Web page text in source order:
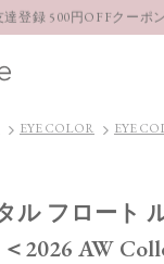
登録 500円OFFクーポ
お得な定期購入コースはこ
登録 500円OFFクーポ
EYE COLOR EYE
ル フロート
2026 AW